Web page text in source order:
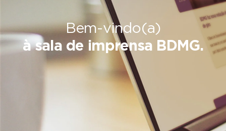
Bem-vindo(a)
à sala de imprensa BDMG.